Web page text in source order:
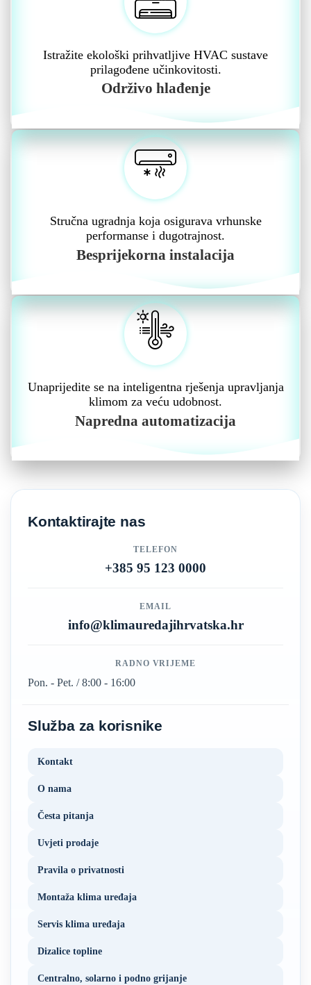
Istražite ekološki prihvatljive HVAC sustave
prilagođene učinkovitosti.
Održivo hlađenje
Stručna ugradnja koja osigurava vrhunske
performanse i dugotrajnost.
Besprijekorna instalacija
Unaprijedite se na inteligentna rješenja upravljanja
klimom za veću udobnost.
Napredna automatizacija
Kontaktirajte nas
TELEFON
+385 95 123 0000
EMAIL
info@klimauredajihrvatska.hr
RADNO VRIJEME
Pon. - Pet. / 8:00 - 16:00
Služba za korisnike
Kontakt
O nama
Česta pitanja
Uvjeti prodaje
Pravila o privatnosti
Montaža klima uređaja
Servis klima uređaja
Dizalice topline
Centralno, solarno i podno grijanje